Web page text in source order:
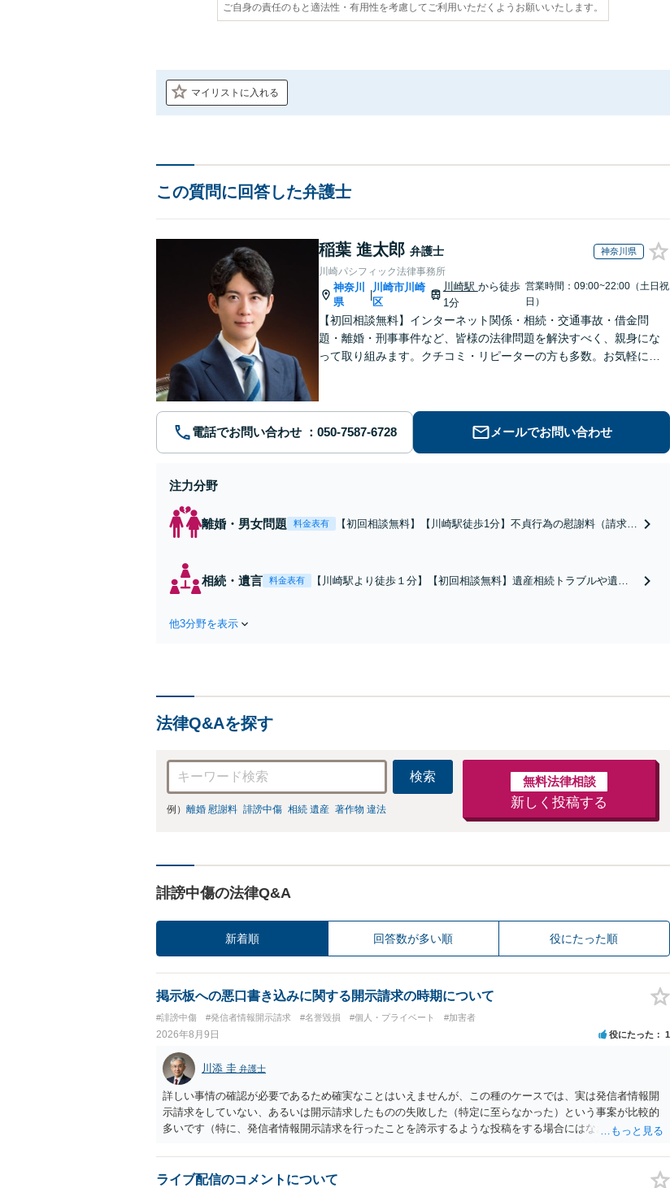
ご自身の責任のもと適法性・有用性を考慮してご利用いただくようお願いいたします。
マイリストに入れる
この質問に回答した弁護士
稲葉 進太郎 弁護士 神奈川県
川崎パシフィック法律事務所
神奈川
県
|
川崎市川崎
区
川崎駅 から徒歩
1分
営業時間：09:00~22:00（土日祝
日）
【初回相談無料】インターネット関係・相続・交通事故・借金問
題・離婚・刑事事件など、皆様の法律問題を解決すべく、親身にな
って取り組みます。クチコミ・リピーターの方も多数。お気軽にお
電話でお問い合わせ メールでお問い合わせ
注力分野
離婚・男女問題 料金表有
【初回相談無料】【川崎駅徒歩1分】不貞行為の慰謝料（請求さ
ます。
相続・遺言 料金表有
【川崎駅より徒歩１分】【初回相談無料】遺産相続トラブルや遺言
他3分野を表示
法律Q&Aを探す
検索
例） 離婚 慰謝料 誹謗中傷 相続 遺産 著作物 違法
無料法律相談
新しく投稿する
誹謗中傷の法律Q&A
新着順 回答数が多い順 役にたった順
掲示板への悪口書き込みに関する開示請求の時期について
#誹謗中傷 #発信者情報開示請求 #名誉毀損 #個人・プライベート #加害者
2026年8月9日 役にたった 1
川添 圭 弁護士
詳しい事情の確認が必要であるため確実なことはいえませんが、この種のケースでは、実は発信者情報開
示請求をしていない、あるいは開示請求したものの失敗した（特定に至らなかった）という事案が比較的
多いです（特に、発信者情報開示請求を行ったことを誇示するような投稿をする場合にはなおさら）。
ライブ配信のコメントについて